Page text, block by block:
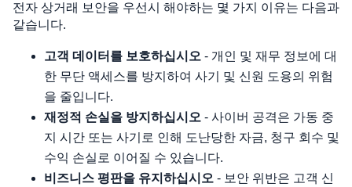
전자 상거래 보안을 우선시 해야하는 몇 가지 이유는 다음과
같습니다.
고객 데이터를 보호하십시오 - 개인 및 재무 정보에 대
한 무단 액세스를 방지하여 사기 및 신원 도용의 위험
을 줄입니다.
재정적 손실을 방지하십시오 - 사이버 공격은 가동 중
지 시간 또는 사기로 인해 도난당한 자금, 청구 회수 및
수익 손실로 이어질 수 있습니다.
비즈니스 평판을 유지하십시오 - 보안 위반은 고객 신